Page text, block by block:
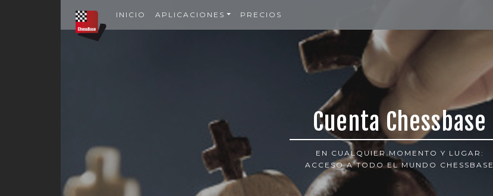
INICIO APLICACIONES PRECIOS
Cuenta Chessbase
EN CUALQUIER MOMENTO Y LUGAR:
ACCESO A TODO EL MUNDO CHESSBASE